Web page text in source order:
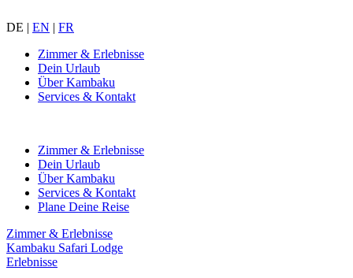
DE | EN | FR
Zimmer & Erlebnisse
Dein Urlaub
Über Kambaku
Services & Kontakt
Zimmer & Erlebnisse
Dein Urlaub
Über Kambaku
Services & Kontakt
Plane Deine Reise
Zimmer & Erlebnisse
Kambaku Safari Lodge
Erlebnisse